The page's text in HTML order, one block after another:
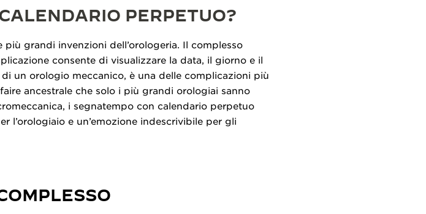
PERPETUO?
grandi invenzioni dell’orologeria. Il complesso
consente di visualizzare la data, il giorno e il
un orologio meccanico, è una delle complicazioni più
ancestrale che solo i più grandi orologiai sanno
i segnatempo con calendario perpetuo
l’orologiaio e un’emozione indescrivibile per gli